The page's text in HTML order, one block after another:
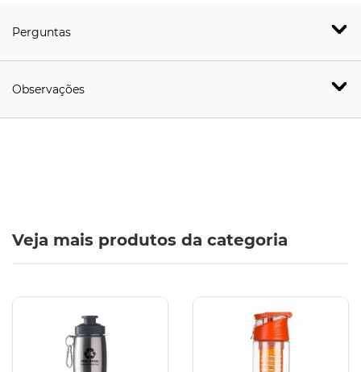
Perguntas
Observações
Veja mais produtos da categoria